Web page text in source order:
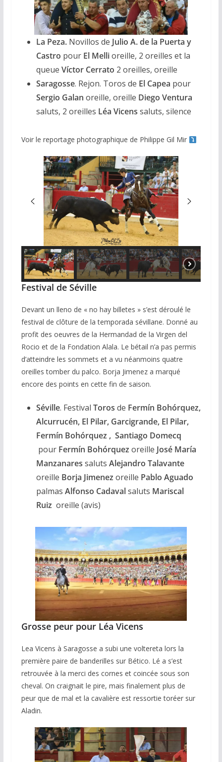
La Peza.Novillos de Julio A. de la Puerta y
Castro pour El Mellioreille, 2 oreilles et la
queue Víctor Cerrato 2 oreilles, oreille
Saragosse. Rejon. Toros de El Capea pour
Sergio Galan oreille, oreille Diego Ventura
saluts, 2 oreilles Léa Vicens saluts, silence
Voir le reportage photographique de Philippe Gil Mir
Festival de Séville
Devant un lleno de « no hay billetes » s’est déroulé le
festival de clôture de la temporada sévillane. Donné au
profit des oeuvres de la Hermandad de la Virgen del
Rocio et de la Fondation Alala. Le bétail n’a pas permis
d’atteindre les sommets et a vu néanmoins quatre
oreilles tomber du palco. Borja Jimenez a marqué
encore des points en cette fin de saison.
Séville. Festival Toros de Fermín Bohórquez,
Alcurrucén, El Pilar, Garcigrande, El Pilar,
Fermín Bohórquez , Santiago Domecq
pourFermín Bohórquez oreille José María
Manzanares saluts Alejandro Talavante
oreille Borja Jimenez oreille Pablo Aguado
palmas Alfonso Cadavalsaluts Mariscal
Ruiz oreille (avis)
Grosse peur pour Léa Vicens
Lea Vicens à Saragosse a subi une voltereta lors la
première paire de banderilles sur Bético. Lé a s’est
retrouvée à la merci des cornes et coincée sous son
cheval. On craignait le pire, mais finalement plus de
peur que de mal et la cavalière est ressortie toréer sur
Aladin.